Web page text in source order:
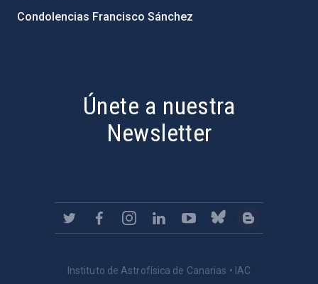
Condolencias Francisco Sánchez
Únete a nuestra
Newsletter
Instituto de Astrofísica de Canarias • IAC